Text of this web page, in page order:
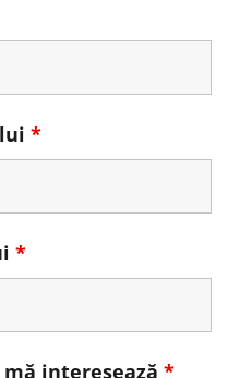
*
*
interesează *